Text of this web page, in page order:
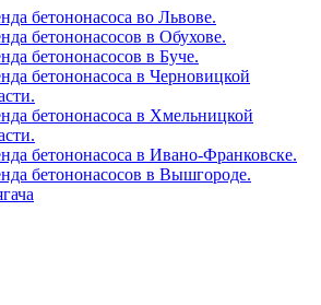
бетононасоса во Львове.
бетононасосов в Обухове.
бетононасосов в Буче.
бетононасоса в Черновицкой
бетононасоса в Хмельницкой
бетононасоса в Ивано-Франковске.
бетононасосов в Вышгороде.